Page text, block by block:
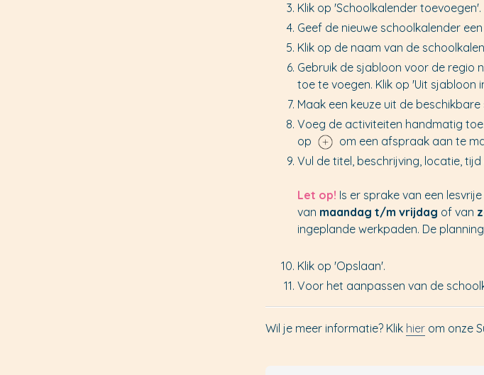
Klik op 'Schoolkalender toevoegen'.
Geef de nieuwe schoolkalender
Klik op de naam van de
Gebruik de sjabloon voor de regio
toe te voegen. Klik op 'Uit sjabloon
Maak een keuze uit de
Voeg de activiteiten handmatig
op
om een afspraak aan te
Vul de titel, beschrijving, locatie,
Let op! Is er sprake van een
van maandag t/m vrijdag of van
ingeplande werkpaden. De
Klik op 'Opslaan'.
Voor het aanpassen van de
Wil je meer informatie? Klik hier om onze